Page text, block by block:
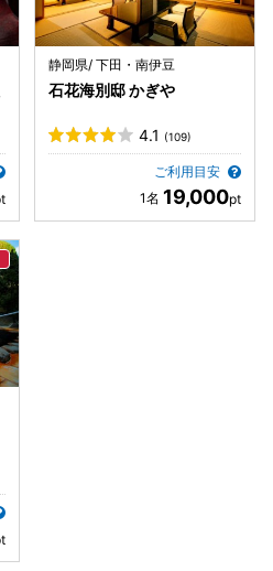
静岡県/ 下田・南伊豆
石花海別邸 かぎや
4.1 (109)
ご利用目安
19,000